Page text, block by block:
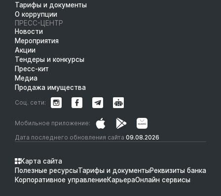
Тарифы и документы
О коррупции
ПРЕСС-ЦЕНТР
Новости
Мероприятия
Акции
Тендеры и конкурсы
Пресс-кит
Медиа
Продажа имущества
Дата последнего обновления сайта 09.08.2026
Мобильное приложение:
Соц. сети:
Карта сайта
Полезные ресурсыТарифы и документыРеквизиты банка
Корпоративное управлениеКарьераОнлайн сервисы